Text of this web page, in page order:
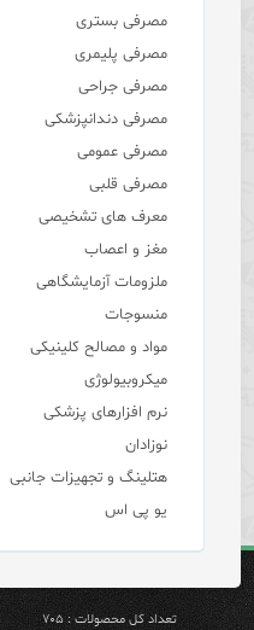
مصرفی بستری
مصرفی پلیمری
مصرفی جراحی
مصرفی دندانپزشکی
مصرفی عمومی
مصرفی قلبی
معرف های تشخیصی
مغز و اعصاب
ملزومات آزمایشگاهی
منسوجات
مواد و مصالح کلینیکی
میکروبیولوژی
نرم افزارهای پزشکی
نوزادان
هتلینگ و تجهیزات جانبی
یو پی اس
تعداد کل محصولات : ۷۰۵